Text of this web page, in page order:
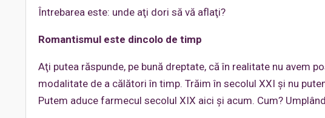
Întrebarea este: unde aţi dori să vă aflaţi?
Romantismul este dincolo de timp
Aţi putea răspunde, pe bună dreptate, că în realitate nu avem
modalitate de a călători în timp. Trăim în secolul XXI şi nu
Putem aduce farmecul secolul XIX aici şi acum. Cum?